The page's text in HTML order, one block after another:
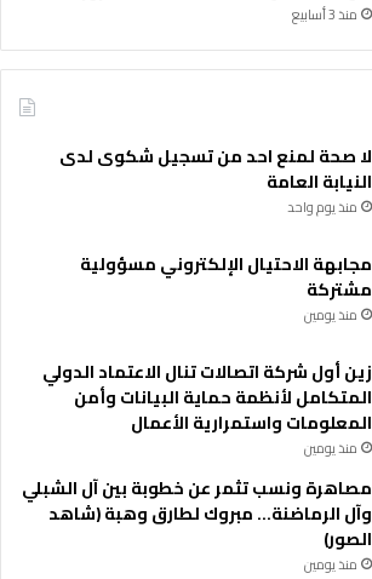
منذ 3 أسابيع
لا صحة لمنع احد من تسجيل شكوى لدى
النيابة العامة
منذ يوم واحد
مجابهة الاحتيال الإلكتروني مسؤولية
مشتركة
منذ يومين
زين أول شركة اتصالات تنال الاعتماد الدولي
المتكامل لأنظمة حماية البيانات وأمن
المعلومات واستمرارية الأعمال
منذ يومين
مصاهرة ونسب تثمر عن خطوبة بين آل الشبلي
وآل الرماضنة… مبروك لطارق وهبة (شاهد
الصور)
منذ يومين